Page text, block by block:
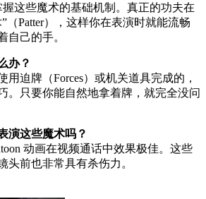
这些魔术的基础机制。真正的功夫在
（Patter），这样你在表演时就能流畅
自己的手。
办？
用迫牌（Forces）或机关道具完成的，
。只要你能自然地拿着牌，就完全没问
演这些魔术吗？
动画在视频通话中效果极佳。这些
头前也非常具有杀伤力。